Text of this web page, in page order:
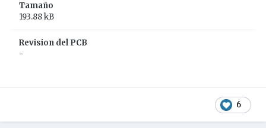
Tamaño
193.88 kB
Revision del PCB
-
6